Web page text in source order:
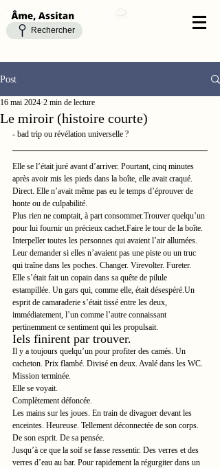
Rechercher
Post
Le miroir (histoire courte)
16 mai 2024 2 min de lecture
- bad trip ou révélation universelle ?
Elle se l’était juré avant d’arriver. Pourtant, cinq minutes
après avoir mis les pieds dans la boîte, elle avait craqué.
Direct. Elle n’avait même pas eu le temps d’éprouver de
honte ou de culpabilité.
Plus rien ne comptait, à part consommer.Trouver quelqu’un
pour lui fournir un précieux cachet.Faire le tour de la boîte.
Interpeller toutes les personnes qui avaient l’air allumées.
Leur demander si elles n’avaient pas une piste ou un truc
qui traîne dans les poches. Changer. Virevolter. Fureter.
Elle s’était fait un copain dans sa quête de pilule
estampillée. Un gars qui, comme elle, était désespéré.Un
esprit de camaraderie s’était tissé entre les deux,
immédiatement, l’un comme l’autre connaissant
pertinemment ce sentiment qui les propulsait.
Iels finirent par trouver.
Il y a toujours quelqu’un pour profiter des camés. Un
cacheton. Prix flambé. Divisé en deux. Avalé dans les WC.
Mission terminée.
Elle se voyait.
Complètement défoncée.
Les mains sur les joues. En train de divaguer devant les
enceintes. Heureuse. Tellement déconnectée de son corps.
De son esprit. De sa pensée.
Jusqu’à ce que la soif se fasse ressentir. Des verres et des
verres d’eau au bar. Pour rapidement la régurgiter dans un